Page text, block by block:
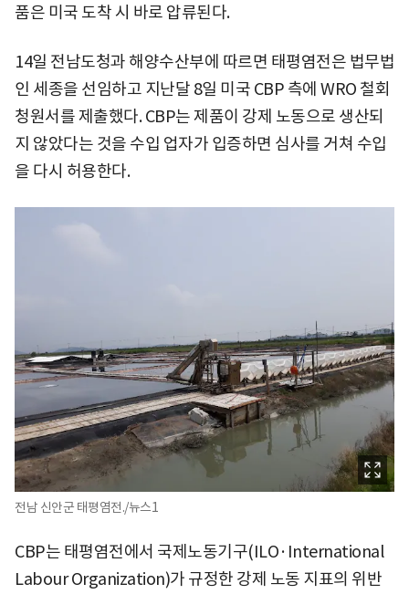
품은 미국 도착 시 바로 압류된다.
14일 전남도청과 해양수산부에 따르면 태평염전은 법무법
인 세종을 선임하고 지난달 8일 미국 CBP 측에 WRO 철회
청원서를 제출했다. CBP는 제품이 강제 노동으로 생산되
지 않았다는 것을 수입 업자가 입증하면 심사를 거쳐 수입
을 다시 허용한다.
전남 신안군 태평염전./뉴스1
CBP는 태평염전에서 국제노동기구(ILO·International
Labour Organization)가 규정한 강제 노동 지표의 위반